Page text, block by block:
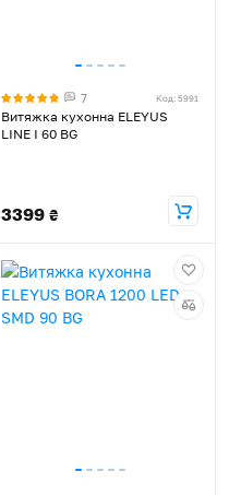
7 Код: 5991
Витяжка кухонна ELEYUS
LINE I 60 BG
3399 ₴